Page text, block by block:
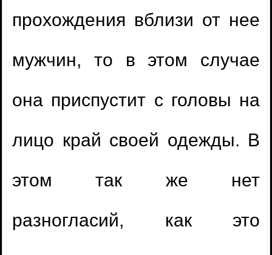
прохождения вблизи от нее
мужчин, то в этом случае
она приспустит с головы на
лицо край своей одежды. В
этом так же нет
разногласий, как это